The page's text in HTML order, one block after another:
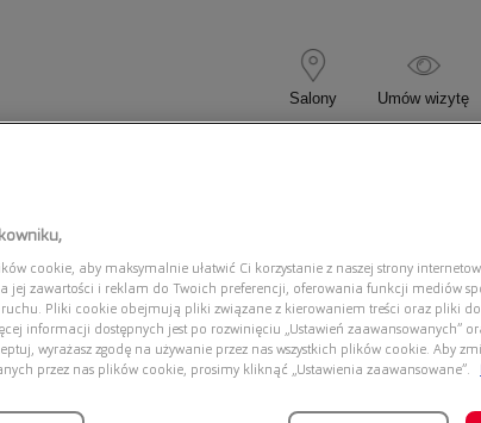
Salony Umów wizytę
0FH3003TD 304
cookie, aby maksymalnie ułatwić Ci korzystanie z naszej strony
jej zawartości i reklam do Twoich preferencji, oferowania funkcji mediów
Pliki cookie obejmują pliki związane z kierowaniem treści oraz pliki
informacji dostępnych jest po rozwinięciu „Ustawień zaawansowanych”
wyrażasz zgodę na używanie przez nas wszystkich plików cookie. Aby
przez nas plików cookie, prosimy kliknąć „Ustawienia zaawansowane”.